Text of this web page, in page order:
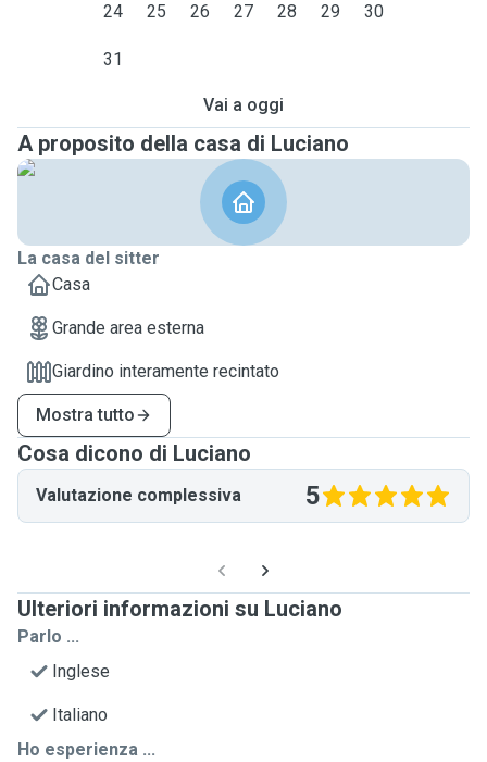
24 25 26 27 28 29 30
31
Vai a oggi
A proposito della casa di Luciano
La casa del sitter
Casa
Grande area esterna
Giardino interamente recintato
Mostra tutto
Cosa dicono di Luciano
Valutazione complessiva 5
Ulteriori informazioni su Luciano
Parlo ...
Inglese
Italiano
Ho esperienza ...